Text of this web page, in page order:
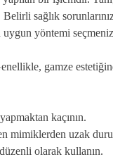
Belirli sağlık
yöntemi
gamze
kaçının.
mimiklerden uzak
olarak kullanın.